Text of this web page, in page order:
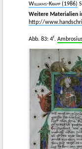
Williams-Krapp (1986)
Weitere Materialien
http://
Abb. 83: 4r.